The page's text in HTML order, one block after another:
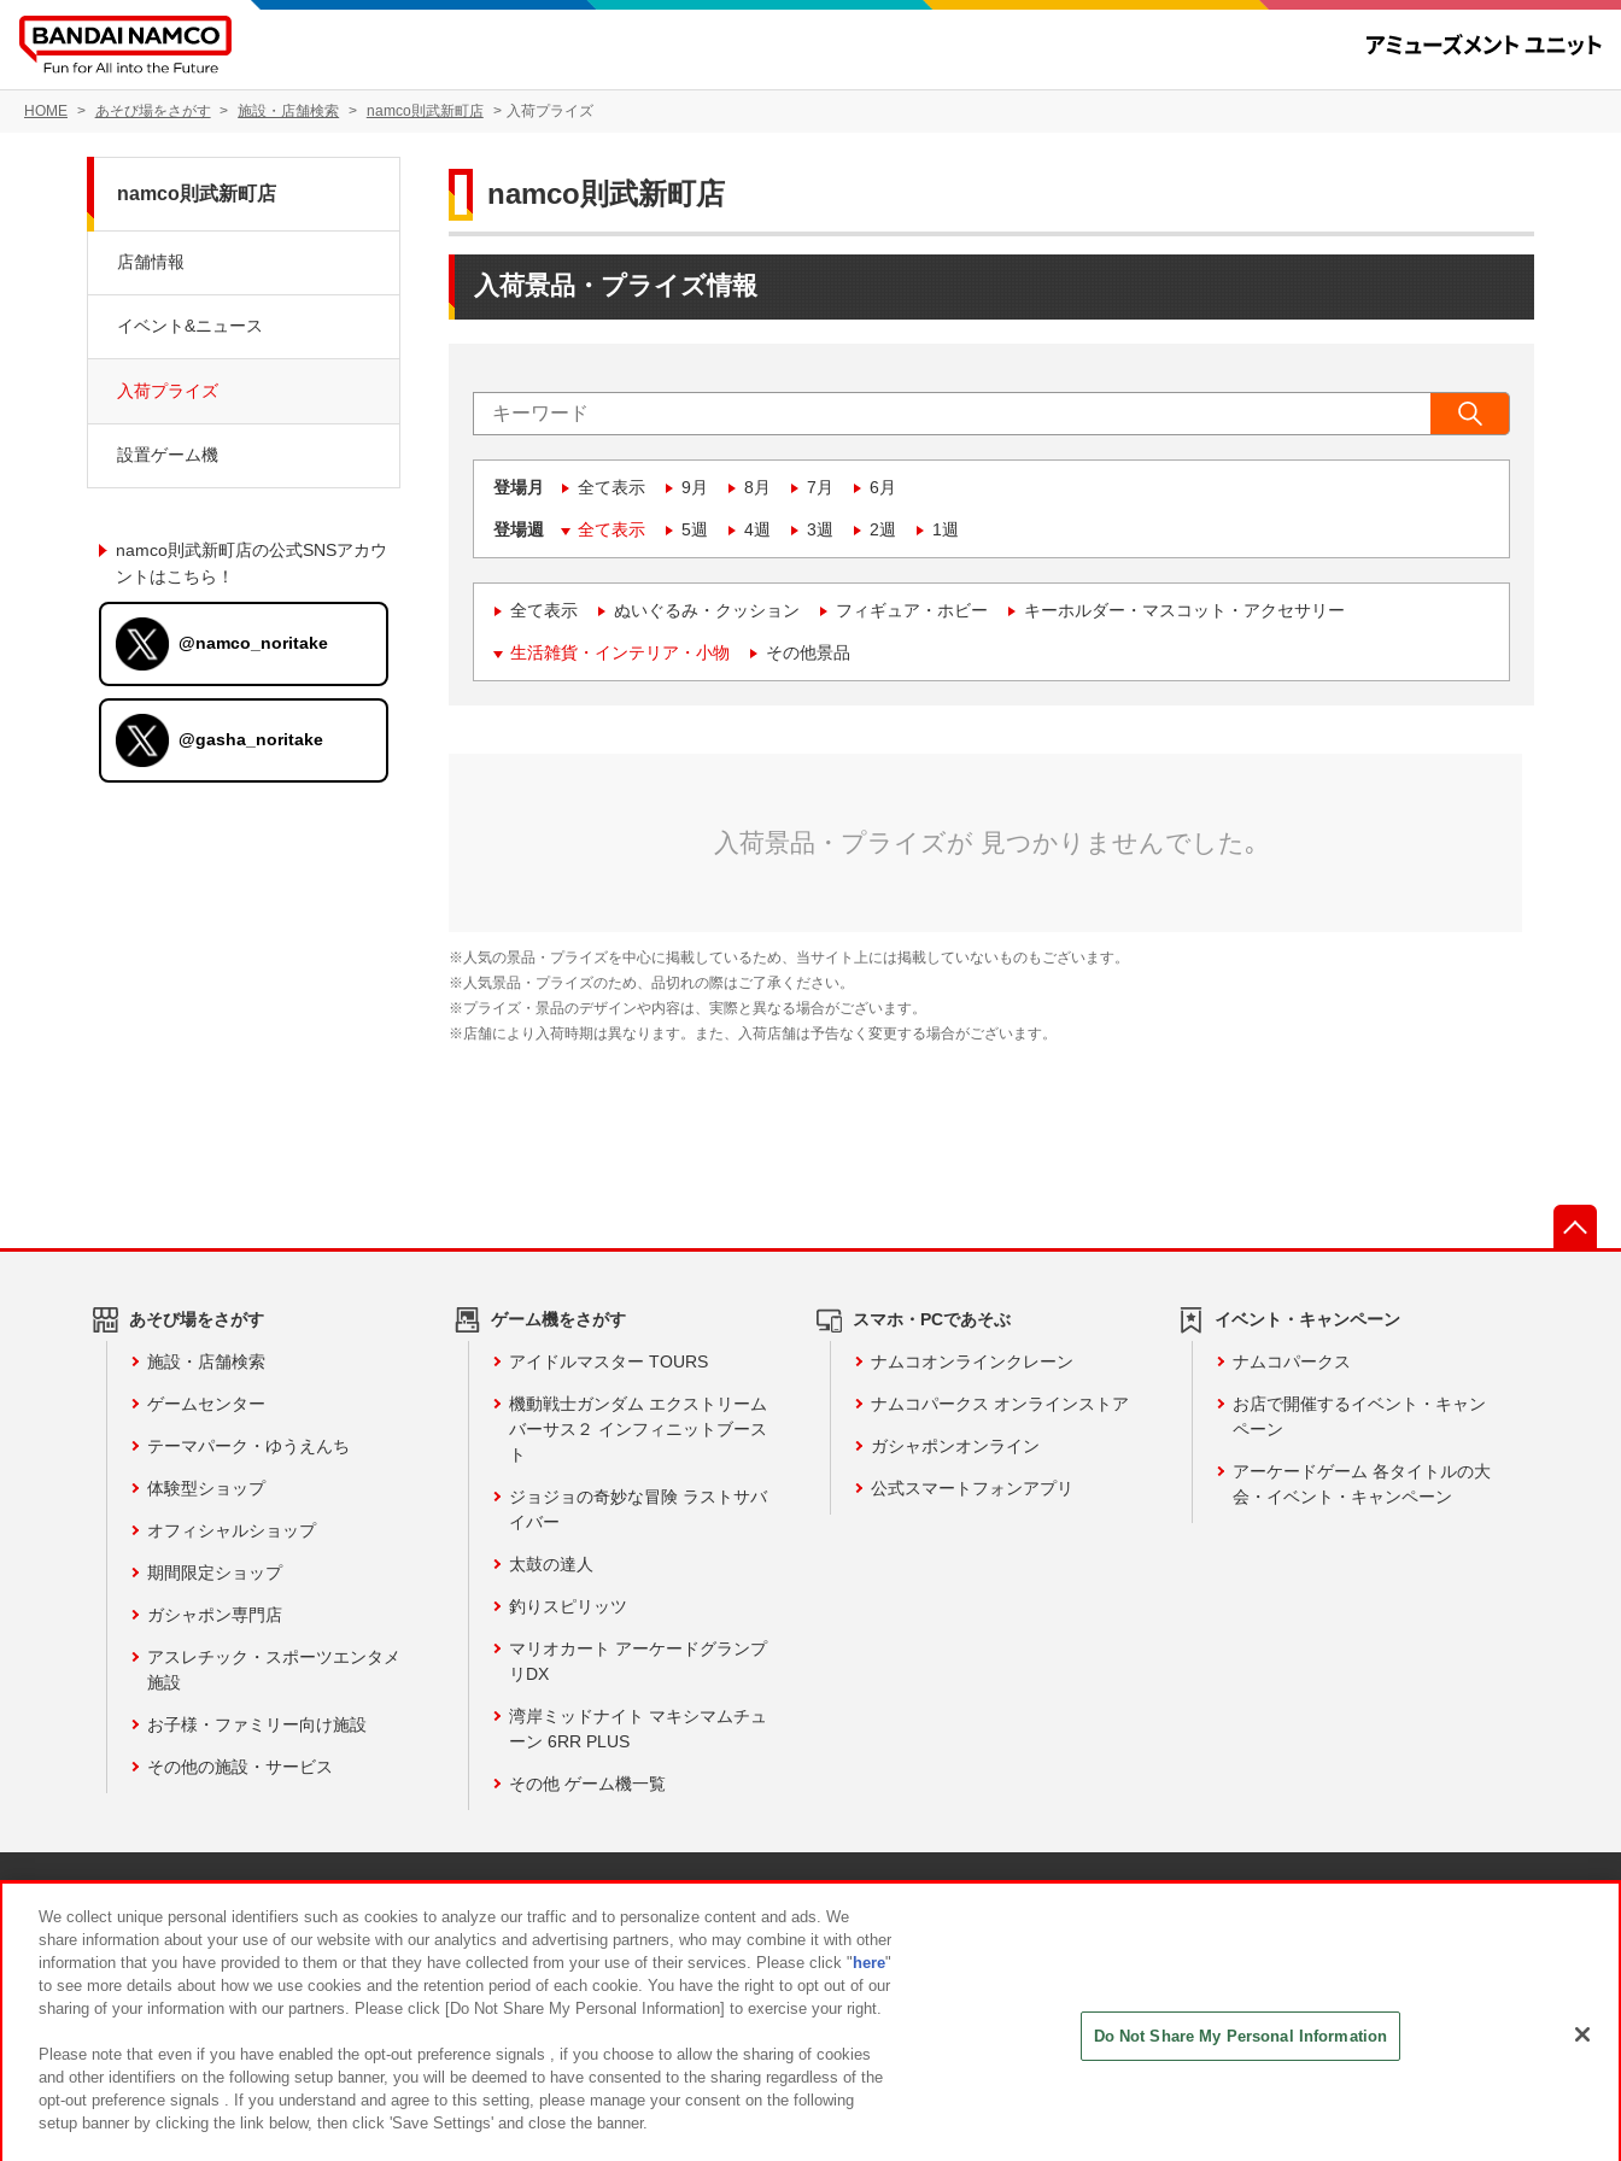
HOME あそび場をさがす 施設・店舗検索 namco則武新町店 入荷プライズ
namco則武新町店
入荷景品・プライズ情報
登場月 全て表示 9月 8月 7月 6月
登場週 全て表示 5週 4週 3週 2週 1週
全て表示 ぬいぐるみ・クッション フィギュア・ホビー キーホルダー・マスコット・アクセサリー
生活雑貨・インテリア・小物 その他景品
namco則武新町店
店舗情報
イベント&ニュース
入荷プライズ
設置ゲーム機
namco則武新町店の公式SNSアカウ
ントはこちら！
@namco_noritake
@gasha_noritake
あそび場をさがす
施設・店舗検索
ゲームセンター
テーマパーク・ゆうえんち
体験型ショップ
オフィシャルショップ
期間限定ショップ
ガシャポン専門店
アスレチック・スポーツエンタメ
施設
お子様・ファミリー向け施設
その他の施設・サービス
ゲーム機をさがす
アイドルマスター TOURS
機動戦士ガンダム エクストリーム
バーサス２ インフィニットブース
ト
ジョジョの奇妙な冒険 ラストサバ
イバー
太鼓の達人
釣りスピリッツ
マリオカート アーケードグランプ
リDX
湾岸ミッドナイト マキシマムチュ
ーン 6RR PLUS
その他 ゲーム機一覧
スマホ・PCであそぶ
ナムコオンラインクレーン
ナムコパークス オンラインストア
ガシャポンオンライン
公式スマートフォンアプリ
イベント・キャンペーン
ナムコパークス
お店で開催するイベント・キャン
ペーン
アーケードゲーム 各タイトルの大
会・イベント・キャンペーン
食品のご提供について カスタマーハラスメント対応方針
We collect unique personal identifiers such as cookies to analyze our traffic and to personalize content and ads. We
share information about your use of our website with our analytics and advertising partners, who may combine it with other
information that you have provided to them or that they have collected from your use of their services. Please click " here"
to see more details about how we use cookies and the retention period of each cookie. You have the right to opt out of our
sharing of your information with our partners. Please click [Do Not Share My Personal Information] to exercise your right.
Please note that even if you have enabled the opt-out preference signals , if you choose to allow the sharing of cookies
and other identifiers on the following setup banner, you will be deemed to have consented to the sharing regardless of the
opt-out preference signals . If you understand and agree to this setting, please manage your consent on the following
setup banner by clicking the link below, then click 'Save Settings' and close the banner.
Do Not Share My Personal Information